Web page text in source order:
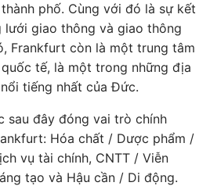
phố. Cùng với đó là sự kết
giao thông và giao thông
Frankfurt còn là một trung tâm
tế, là một trong những địa
tiếng nhất của Đức.
sau đây đóng vai trò chính
Hóa chất / Dược phẩm /
vụ tài chính, CNTT / Viễn
tạo và Hậu cần / Di động.